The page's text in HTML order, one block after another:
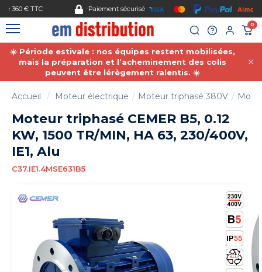
Paiement sécurisé
0
☀️ Période estivale : nos équipes restent mobilisées,
mais la préparation et l’acheminement des colis
peuvent être lérègement ralentis. ☀️
Accueil Moteur électrique Moteur triphasé 380V
Moteur triphasé CEMER B5, 0.12
KW, 1500 TR/MIN, HA 63, 230/400V,
IE1, Alu
C37.IE1.4MSE631B5
Gestion des cookies